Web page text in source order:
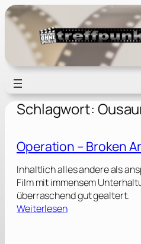
Zum
Inhalt
springen
Schlagwort:
Operation – Broken
Inhaltlich alles andere als
Film mit immensem
überraschend gut gealtert.
Weiterlesen: